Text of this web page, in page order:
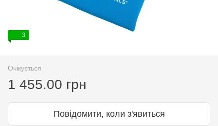
3
Очікується
1 455.00 грн
Повідомити, коли з'явиться